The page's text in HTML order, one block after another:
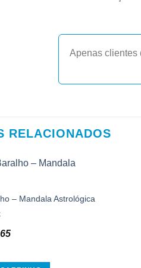
Apenas clientes
RELACIONADOS
aos
meus
– Mandala Astrológica